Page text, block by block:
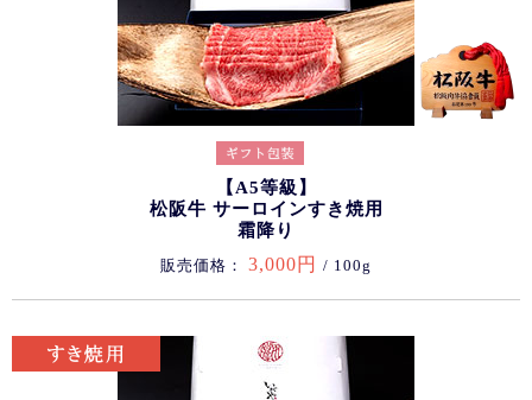
【A5等級】
松阪牛 サーロインすき焼用
霜降り
販売価格： 3,000円 / 100g